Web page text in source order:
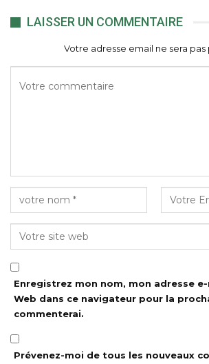
LAISSER UN COMMENTAIRE
Votre adresse email ne sera pas
Enregistrez mon nom, mon adresse
Web dans ce navigateur pour la
commenterai.
Prévenez-moi de tous les nouveaux